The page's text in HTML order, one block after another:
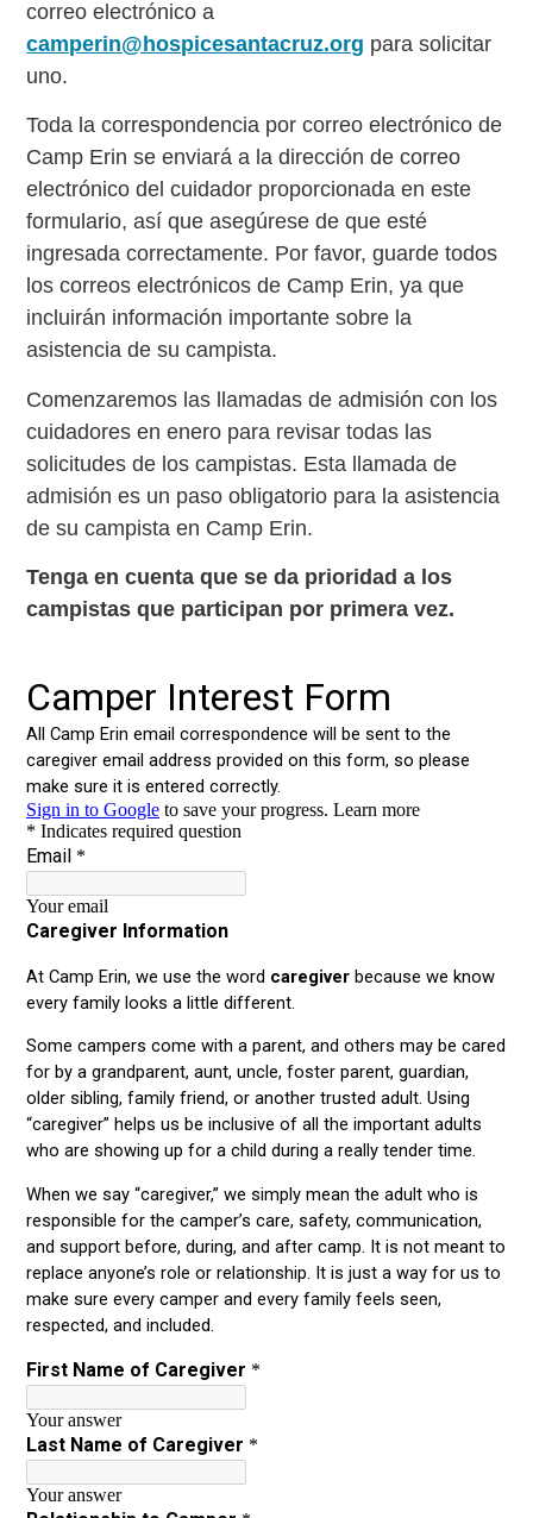
correo electrónico a
camperin@hospicesantacruz.org para solicitar
uno.
Toda la correspondencia por correo electrónico de
Camp Erin se enviará a la dirección de correo
electrónico del cuidador proporcionada en este
formulario, así que asegúrese de que esté
ingresada correctamente. Por favor, guarde todos
los correos electrónicos de Camp Erin, ya que
incluirán información importante sobre la
asistencia de su campista.
Comenzaremos las llamadas de admisión con los
cuidadores en enero para revisar todas las
solicitudes de los campistas. Esta llamada de
admisión es un paso obligatorio para la asistencia
de su campista en Camp Erin.
Tenga en cuenta que se da prioridad a los
campistas que participan por primera vez.